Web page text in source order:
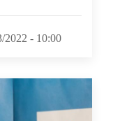
2022 - 10:00